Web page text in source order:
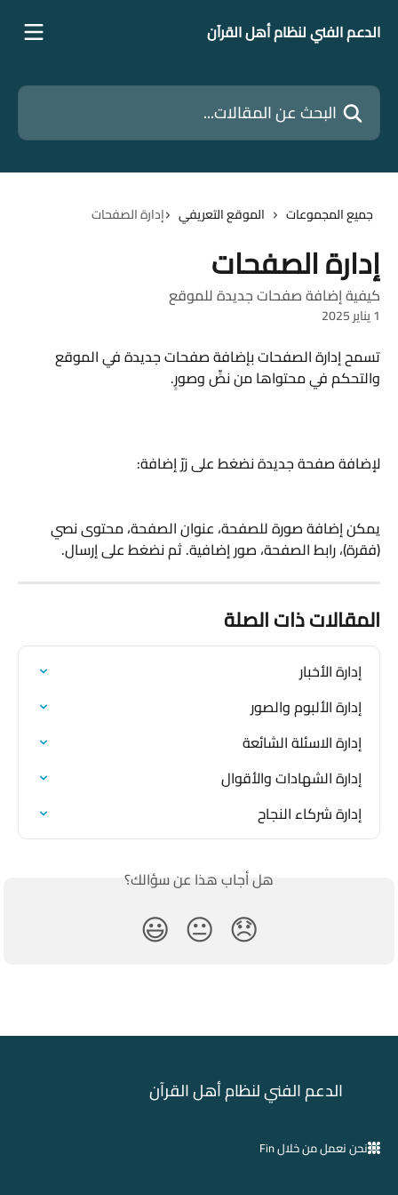
الدعم الفني لنظام أهل القرآن
البحث عن المقالات...
جميع المجموعات الموقع التعريفي إدارة الصفحات
إدارة الصفحات
كيفية إضافة صفحات جديدة للموقع
1 يناير 2025
تسمح إدارة الصفحات بإضافة صفحات جديدة في الموقع
والتحكم في محتواها من نصٍّ وصورٍ.
لإضافة صفحة جديدة نضغط على زرّ إضافة:
يمكن إضافة صورة للصفحة، عنوان الصفحة، محتوى نصي
(فقرة)، رابط الصفحة، صور إضافية. ثم نضغط على إرسال.
المقالات ذات الصلة
إدارة الأخبار
إدارة الألبوم والصور
إدارة الاسئلة الشائعة
إدارة الشهادات والأقوال
إدارة شركاء النجاح
هل أجاب هذا عن سؤالك؟
😞
😐
😃
الدعم الفني لنظام أهل القرآن
نحن نعمل من خلال Fin